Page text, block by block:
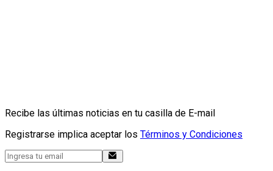
Recibe las últimas noticias en tu casilla de E-mail
Registrarse implica aceptar los Términos y Condiciones